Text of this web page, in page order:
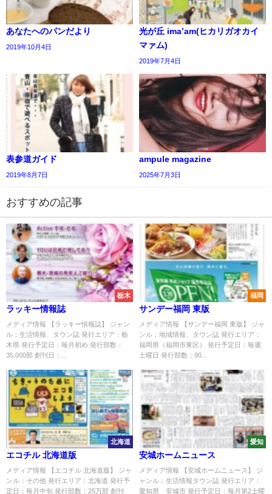
あなたへのパンだより
2019年10月4日
光が丘 ima’am(ヒカリガオカイ
マァム)
2019年7月4日
表参道ガイド
2019年8月7日
ampule magazine
2025年7月3日
おすすめの記事
栃木
ラッキー情報誌
メディア情報 【ラッキー情報誌】 ジャン
ル：生活情報、タウン誌 発行エリア：栃
木県 発行予定日：毎月初め 発行部数：
35,000部 創刊日：...
福岡
サンデー福岡 東版
メディア情報 【サンデー福岡 東版】 ジャ
ンル：地域情報、タウン誌 発行エリア：
福岡県（福岡市東区） 発行予定日：毎週
土曜日 発行部数：90...
北海道
エコチル 北海道版
メディア情報 【エコチル 北海道版】 ジャ
ンル：その他 発行エリア：北海道 発行予
定日：毎月中旬 発行部数：25万部 創刊
愛知
安城ホームニュース
メディア情報 【安城ホームニュース】 ジ
ャンル：生活情報タウン誌 発行エリア：
愛知県 安城市 発行予定日：毎月第2土曜